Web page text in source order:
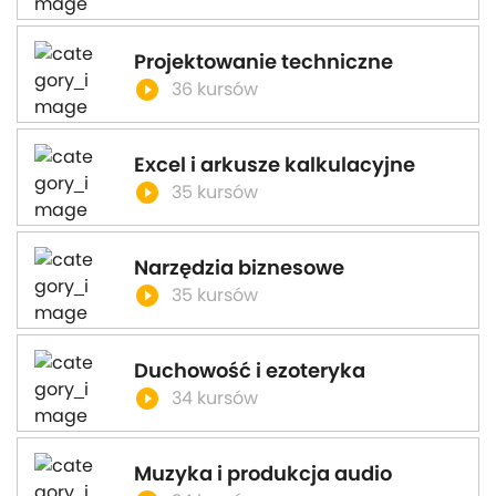
Projektowanie techniczne
play_circle_filled 36 kursów
Excel i arkusze kalkulacyjne
play_circle_filled 35 kursów
Narzędzia biznesowe
play_circle_filled 35 kursów
Duchowość i ezoteryka
play_circle_filled 34 kursów
Muzyka i produkcja audio